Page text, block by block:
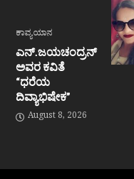
ಕಾವ್ಯಯಾನ
ಎನ್.ಜಯಚಂದ್ರನ್
ಅವರ ಕವಿತೆ
“ಧರೆಯ
ದಿವ್ಯಾಭಿಷೇಕ”
August 8, 2026